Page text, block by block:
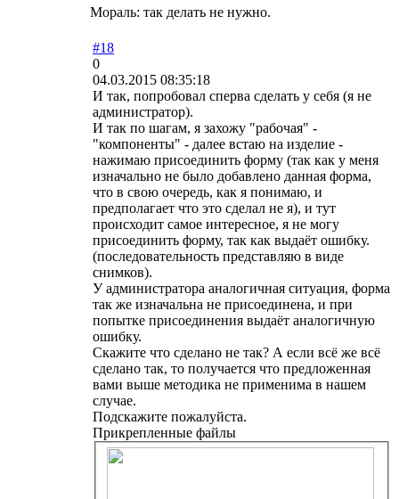
Мораль: так делать не нужно.
#18
0
04.03.2015 08:35:18
И так, попробовал сперва сделать у себя (я не
администратор).
И так по шагам, я захожу "рабочая" -
"компоненты" - далее встаю на изделие -
нажимаю присоединить форму (так как у меня
изначально не было добавлено данная форма,
что в свою очередь, как я понимаю, и
предполагает что это сделал не я), и тут
происходит самое интересное, я не могу
присоединить форму, так как выдаёт ошибку.
(последовательность представляю в виде
снимков).
У администратора аналогичная ситуация, форма
так же изначальна не присоединена, и при
попытке присоединения выдаёт аналогичную
ошибку.
Скажите что сделано не так? А если всё же всё
сделано так, то получается что предложенная
вами выше методика не применима в нашем
случае.
Подскажите пожалуйста.
Прикрепленные файлы